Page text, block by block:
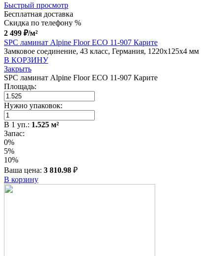
Быстрый просмотр
Бесплатная доставка
Скидка по телефону %
2 499 ₽/м²
SPC ламинат Alpine Floor ECO 11-907 Карите
Замковое соединение, 43 класс, Германия, 1220x125x4 мм
В КОРЗИНУ
Закрыть
SPC ламинат Alpine Floor ECO 11-907 Карите
Площадь:
Нужно упаковок:
В 1 уп.: 1.525 м²
Запас:
0%
5%
10%
Ваша цена: 3 810.98 ₽
В корзину